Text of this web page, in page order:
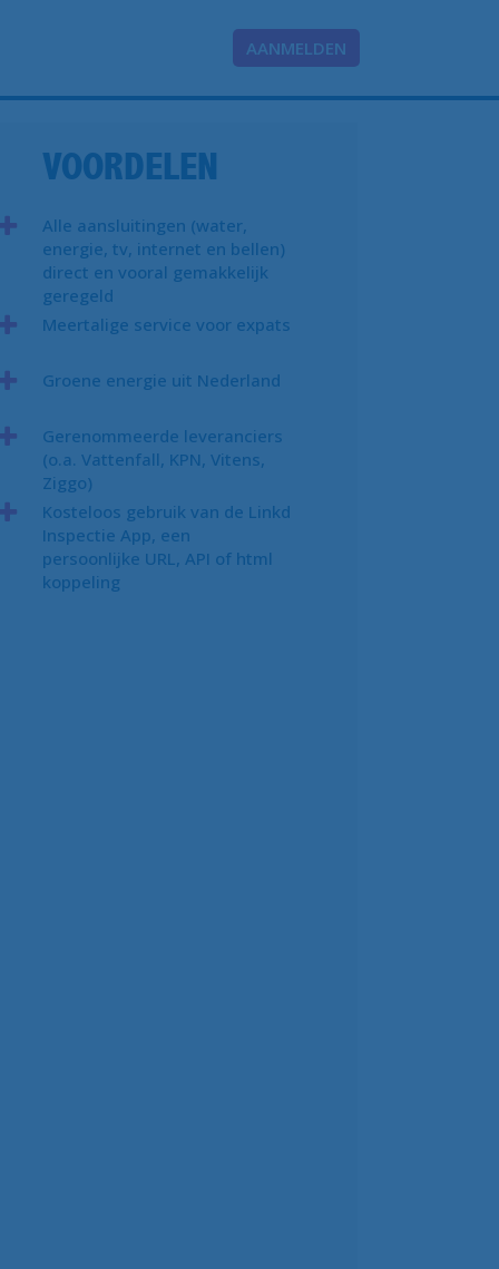
AANMELDEN
VOORDELEN
Alle aansluitingen (water,
energie, tv, internet en bellen)
direct en vooral gemakkelijk
geregeld
Meertalige service voor expats
Groene energie uit Nederland
Gerenommeerde leveranciers
(o.a. Vattenfall, KPN, Vitens,
Ziggo)
Kosteloos gebruik van de Linkd
Inspectie App, een
persoonlijke URL, API of html
koppeling